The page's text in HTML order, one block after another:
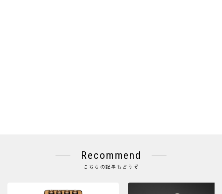
Recommend
こちらの記事もどうぞ